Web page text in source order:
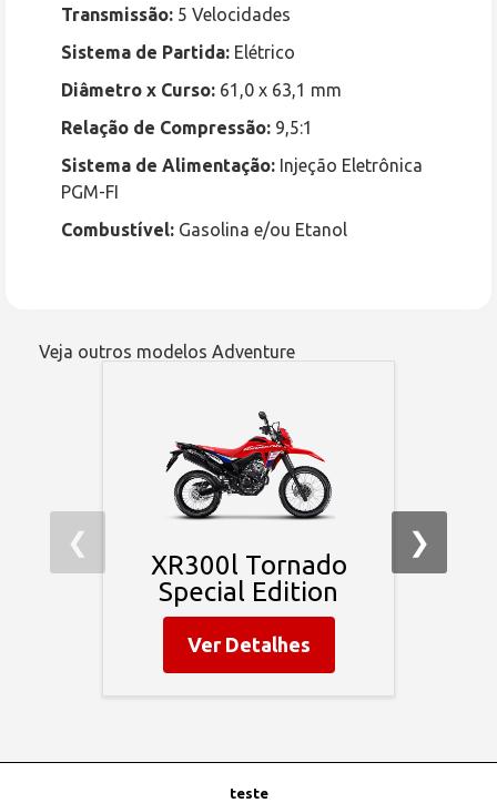
Transmissão: 5 Velocidades
Sistema de Partida: Elétrico
Diâmetro x Curso: 61,0 x 63,1 mm
Relação de Compressão: 9,5:1
Sistema de Alimentação: Injeção Eletrônica
PGM-FI
Combustível: Gasolina e/ou Etanol
Veja outros modelos Adventure
XR300l Tornado
Special Edition
Ver Detalhes
❮ ❯
teste